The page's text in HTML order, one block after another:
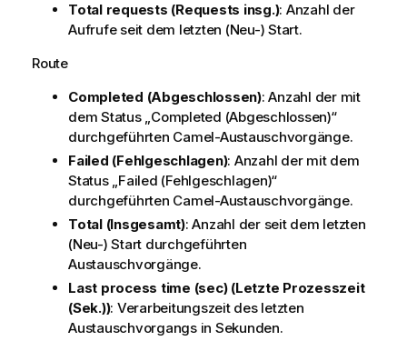
Total requests (Requests insg.): Anzahl der
Aufrufe seit dem letzten (Neu-) Start.
Route
Completed (Abgeschlossen): Anzahl der mit
dem Status „Completed (Abgeschlossen)“
durchgeführten Camel-Austauschvorgänge.
Failed (Fehlgeschlagen): Anzahl der mit dem
Status „Failed (Fehlgeschlagen)“
durchgeführten Camel-Austauschvorgänge.
Total (Insgesamt): Anzahl der seit dem letzten
(Neu-) Start durchgeführten
Austauschvorgänge.
Last process time (sec) (Letzte Prozesszeit
(Sek.)): Verarbeitungszeit des letzten
Austauschvorgangs in Sekunden.